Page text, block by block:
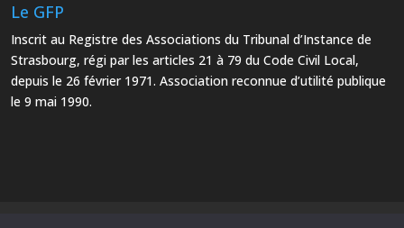
Le GFP
Inscrit au Registre des Associations du Tribunal d’Instance de
Strasbourg, régi par les articles 21 à 79 du Code Civil Local,
depuis le 26 février 1971. Association reconnue d’utilité publique
le 9 mai 1990.